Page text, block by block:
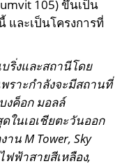
105) ขึ้นเป็น
และเป็นโครงการที่
ริ่งและสถานีโดย
พราะกำลังจะมีสถานที่
งค็อก มอลล์
ในเอเชียตะวันออก
น M Tower, Sky
ฟ้าสายสีเหลือง,